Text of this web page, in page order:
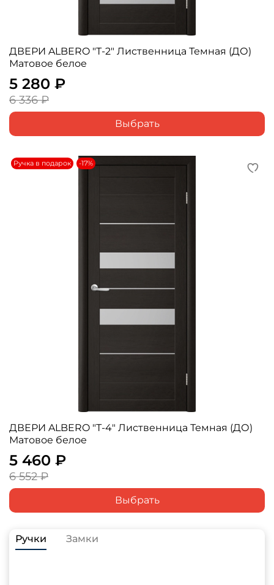
ДВЕРИ ALBERO "Т-2" Лиственница Темная (ДО)
Матовое белое
5 280 ₽
6 336 ₽
Выбрать
Ручка в подарок -17%
ДВЕРИ ALBERO "Т-4" Лиственница Темная (ДО)
Матовое белое
5 460 ₽
6 552 ₽
Выбрать
Ручки Замки